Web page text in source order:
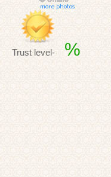
more photos
Trust level- %